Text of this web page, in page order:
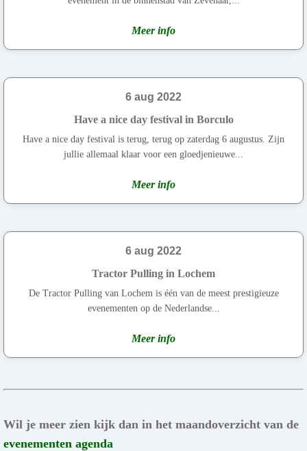
Meer info
6 aug 2022
Have a nice day festival in Borculo
Have a nice day festival is terug, terug op zaterdag 6 augustus. Zijn
jullie allemaal klaar voor een gloedjenieuwe...
Meer info
6 aug 2022
Tractor Pulling in Lochem
De Tractor Pulling van Lochem is één van de meest prestigieuze
evenementen op de Nederlandse...
Meer info
Wil je meer zien kijk dan in het maandoverzicht van de
evenementen agenda